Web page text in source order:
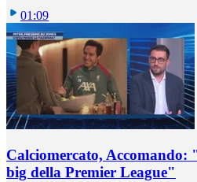
01:09
Calciomercato,
big della Premier League"